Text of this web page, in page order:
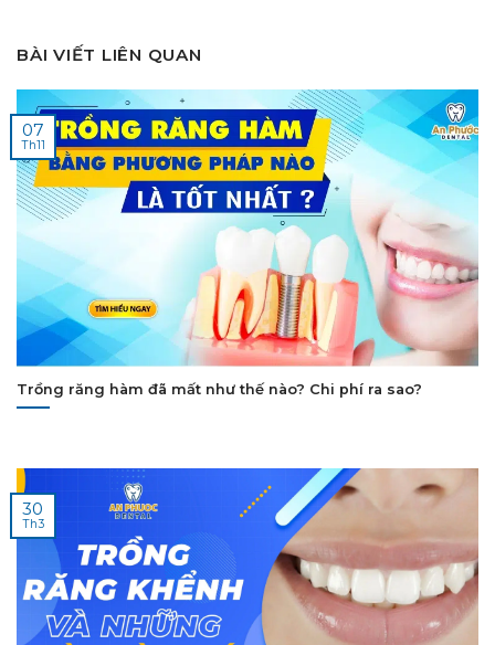
BÀI VIẾT LIÊN QUAN
Trồng răng hàm đã mất như thế nào? Chi phí ra sao?
07
Th11
30
Th3